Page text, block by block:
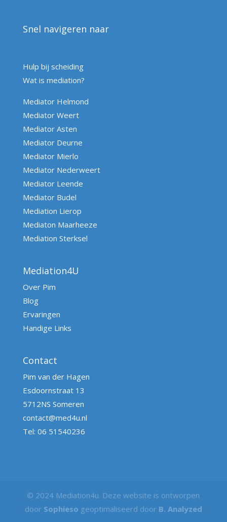
Snel navigeren naar
Hulp bij scheiding
Wat is mediation?
Mediator Helmond
Mediator Weert
Mediator Asten
Mediator Deurne
Mediator Mierlo
Mediator Nederweert
Mediator Leende
Mediator Budel
Mediation Lierop
Mediaton Maarheeze
Mediation Sterksel
Mediation4U
Over Pim
Blog
Ervaringen
Handige Links
Contact
Pim van der Hagen
Esdoornstraat 13
5712NS Someren
contact@med4u.nl
Tel: 06 51540236
© 2024 Mediation4u. Deze website is ontworpen
door Sophieso geoptimaliseerd door B. Analyzed